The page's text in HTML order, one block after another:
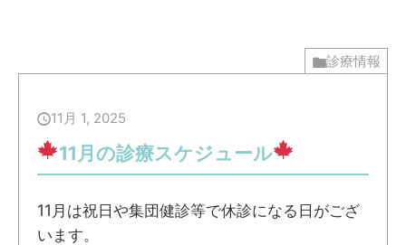
診療情報
11月 1, 2025
11月の診療スケジュール
11月は祝日や集団健診等で休診になる日がござ
います。